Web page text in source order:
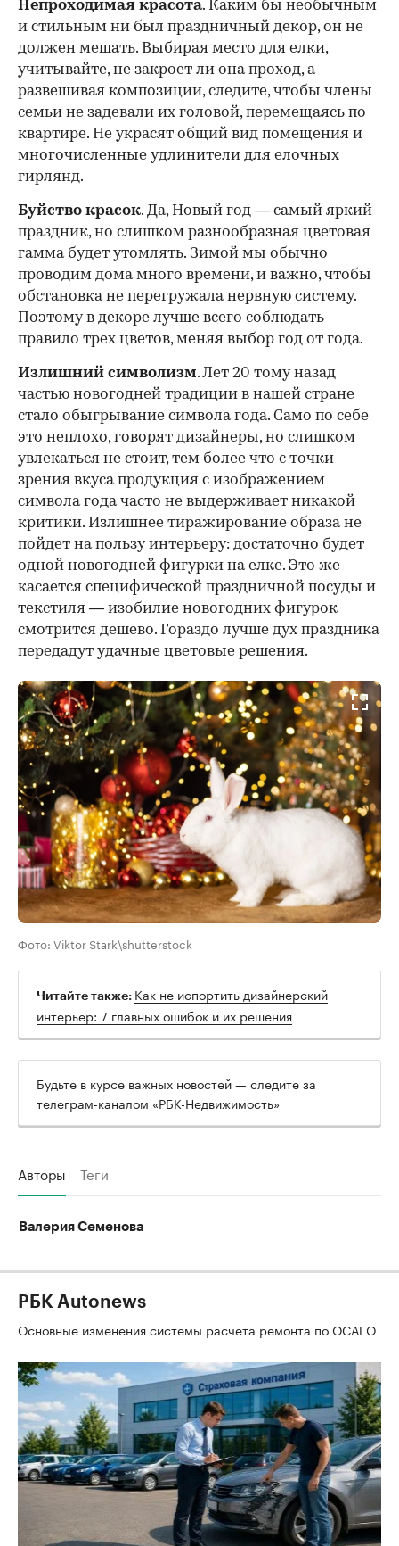
Непроходимая красота. Каким бы необычным
и стильным ни был праздничный декор, он не
должен мешать. Выбирая место для елки,
учитывайте, не закроет ли она проход, а
развешивая композиции, следите, чтобы члены
семьи не задевали их головой, перемещаясь по
квартире. Не украсят общий вид помещения и
многочисленные удлинители для елочных
гирлянд.
Буйство красок. Да, Новый год — самый яркий
праздник, но слишком разнообразная цветовая
гамма будет утомлять. Зимой мы обычно
проводим дома много времени, и важно, чтобы
обстановка не перегружала нервную систему.
Поэтому в декоре лучше всего соблюдать
правило трех цветов, меняя выбор год от года.
Излишний символизм. Лет 20 тому назад
частью новогодней традиции в нашей стране
стало обыгрывание символа года. Само по себе
это неплохо, говорят дизайнеры, но слишком
увлекаться не стоит, тем более что с точки
зрения вкуса продукция с изображением
символа года часто не выдерживает никакой
критики. Излишнее тиражирование образа не
пойдет на пользу интерьеру: достаточно будет
одной новогодней фигурки на елке. Это же
касается специфической праздничной посуды и
текстиля — изобилие новогодних фигурок
смотрится дешево. Гораздо лучше дух праздника
передадут удачные цветовые решения.
Фото: Viktor Stark\shutterstock
Читайте также: Как не испортить дизайнерский
интерьер: 7 главных ошибок и их решения
Будьте в курсе важных новостей — следите за
телеграм-каналом «РБК-Недвижимость»
Авторы Теги
Валерия Семенова
РБК Autonews
Основные изменения системы расчета ремонта по ОСАГО